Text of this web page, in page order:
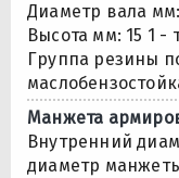
Диаметр вала
Высота мм: 15 1
Группа резины
Манжета
Внутренний
диаметр